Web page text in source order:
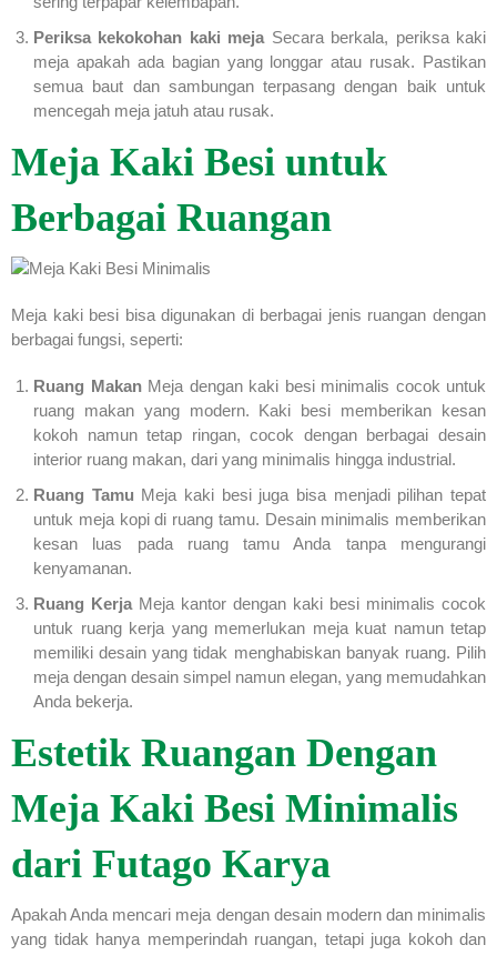
Periksa kekokohan kaki meja Secara berkala, periksa kaki
meja apakah ada bagian yang longgar atau rusak. Pastikan
semua baut dan sambungan terpasang dengan baik untuk
mencegah meja jatuh atau rusak.
Meja Kaki Besi untuk
Berbagai Ruangan
Meja kaki besi bisa digunakan di berbagai jenis ruangan dengan
berbagai fungsi, seperti:
Ruang MakanMeja dengan kaki besi minimalis cocok untuk
ruang makan yang modern. Kaki besi memberikan kesan
kokoh namun tetap ringan, cocok dengan berbagai desain
interior ruang makan, dari yang minimalis hingga industrial.
Ruang Tamu Meja kaki besi juga bisa menjadi pilihan tepat
untuk meja kopi di ruang tamu. Desain minimalis memberikan
kesan luas pada ruang tamu Anda tanpa mengurangi
kenyamanan.
Ruang Kerja Meja kantor dengan kaki besi minimalis cocok
untuk ruang kerja yang memerlukan meja kuat namun tetap
memiliki desain yang tidak menghabiskan banyak ruang. Pilih
meja dengan desain simpel namun elegan, yang memudahkan
Anda bekerja.
Estetik Ruangan Dengan
Meja Kaki Besi Minimalis
dari Futago Karya
Apakah Anda mencari meja dengan desain modern dan minimalis
yang tidak hanya memperindah ruangan, tetapi juga kokoh dan